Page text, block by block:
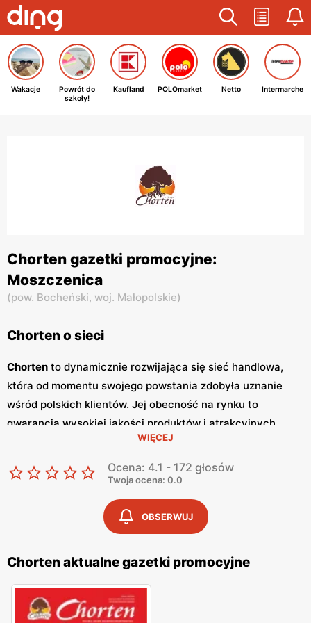
Wakacje
Powrót do
szkoły!
Kaufland POLOmarket Netto Intermarche
Chorten gazetki promocyjne:
Moszczenica
(pow. Bocheński, woj. Małopolskie)
Chorten o sieci
Chorten to dynamicznie rozwijająca się sieć handlowa,
która od momentu swojego powstania zdobyła uznanie
wśród polskich klientów. Jej obecność na rynku to
gwarancja wysokiej jakości produktów i atrakcyjnych
Chortenzlokalizowane są głównie w
północno-wschodniej Polsce, a ich oferta obejmuje szeroki
wachlarz artykułów spożywczych oraz przemysłowych,
dostosowanych do potrzeb codziennego życia. Kluczowym
elementem strategii marketingowej sieci
regularnie wydawanegazetki promocyjne
cenne źródło informacji o bieżących
promocjach
Gazetki promocyjne
ukazują się co dwa
tygodnie, umożliwiając klientom bieżące śledzenie
atrakcyjnych ofert oraz planowanie zakupów w sposób
WIĘCEJ
Ocena: 4.1 - 172 głosów
Twoja ocena: 0.0
OBSERWUJ
Chorten aktualne gazetki promocyjne